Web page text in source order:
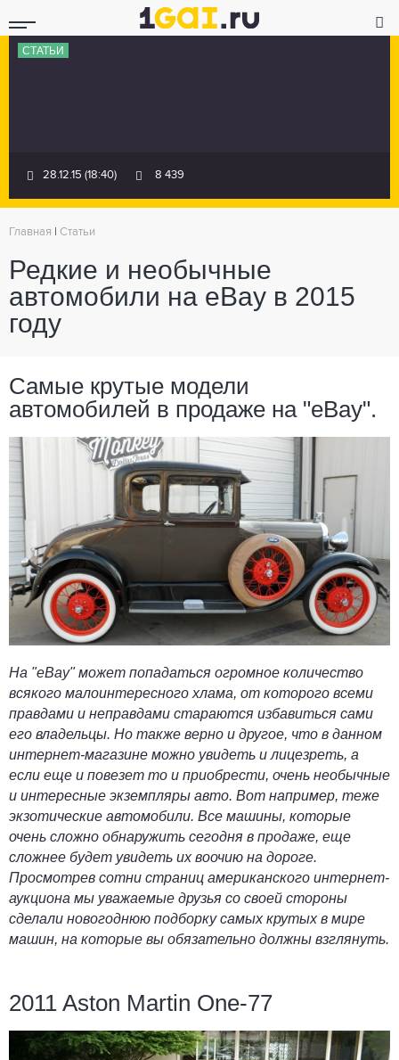
СТАТЬИ
28.12.15 (18:40) 8 439
Главная Статьи
Редкие и необычные
автомобили на eBay в 2015
году
Самые крутые модели
автомобилей в продаже на "eBay".
На "eBay" может попадаться огромное количество
всякого малоинтересного хлама, от которого всеми
правдами и неправдами стараются избавиться сами
его владельцы. Но также верно и другое, что в данном
интернет-магазине можно увидеть и лицезреть, а
если еще и повезет то и приобрести, очень необычные
и интересные экземпляры авто. Вот например, теже
экзотические автомобили. Все машины, которые
очень сложно обнаружить сегодня в продаже, еще
сложнее будет увидеть их воочию на дороге.
Просмотрев сотни страниц американского интернет-
аукциона мы уважаемые друзья со своей стороны
сделали новогоднюю подборку самых крутых в мире
машин, на которые вы обязательно должны взглянуть.
2011 Aston Martin One-77